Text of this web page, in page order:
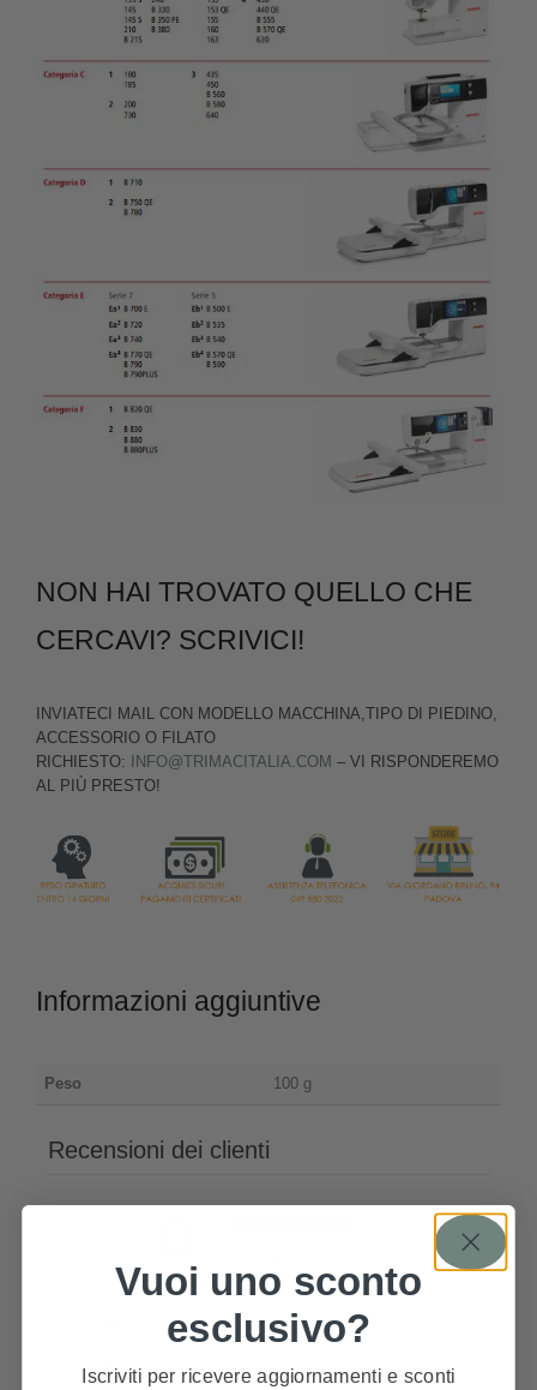
NON HAI TROVATO QUELLO CHE
CERCAVI? SCRIVICI!
INVIATECI MAIL CON MODELLO MACCHINA,TIPO DI PIEDINO,
ACCESSORIO O FILATO
RICHIESTO:
INFO@TRIMACITALIA.COM – VI RISPONDEREMO
AL PIÙ PRESTO!
Informazioni aggiuntive
Peso 100 g
Recensioni dei clienti
Vuoi uno sconto
esclusivo?
Iscriviti per ricevere aggiornamenti e sconti